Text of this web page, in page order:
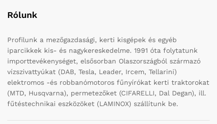
Rólunk
Profilunk a mezőgazdasági, kerti kisgépek és egyéb
iparcikkek kis- és nagykereskedelme. 1991 óta folytatunk
importtevékenységet, elsősorban Olaszországból származó
vízszivattyúkat (DAB, Tesla, Leader, Ircem, Tellarini)
elektromos -és robbanómotoros fűnyírókat kerti traktorokat
(MTD, Husqvarna), permetezőket (CIFARELLI, Dal Degan), ill.
fűtéstechnikai eszközöket (LAMINOX) szállítunk be.